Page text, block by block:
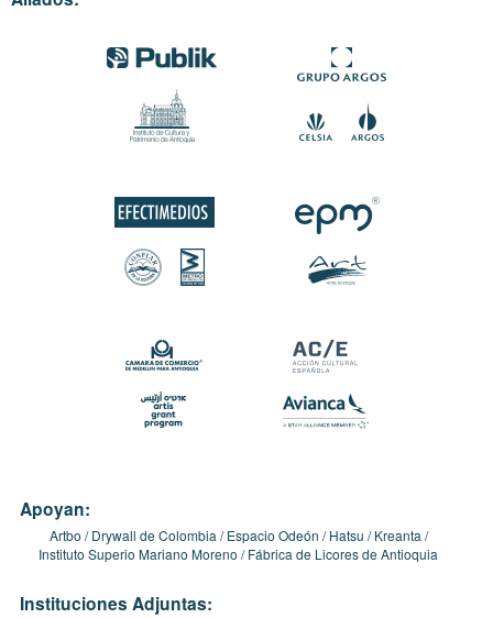
Apoyan:
Artbo Drywall de Colombia Espacio Odeón Hatsu
Kreanta
Instituto Superio Mariano Moreno
Fábrica de Licores de Antioquia
Instituciones Adjuntas: